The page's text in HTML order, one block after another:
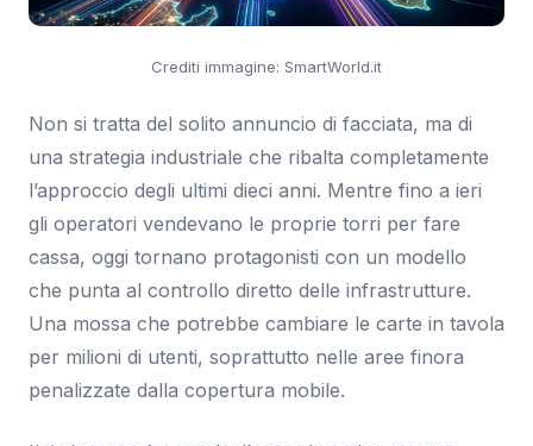
Crediti immagine: SmartWorld.it
Non si tratta del solito annuncio di facciata, ma di
una strategia industriale che ribalta completamente
l’approccio degli ultimi dieci anni. Mentre fino a ieri
gli operatori vendevano le proprie torri per fare
cassa, oggi tornano protagonisti con un modello
che punta al controllo diretto delle infrastrutture.
Una mossa che potrebbe cambiare le carte in tavola
per milioni di utenti, soprattutto nelle aree finora
penalizzate dalla copertura mobile.